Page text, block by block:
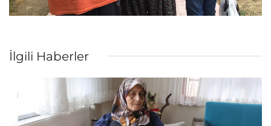
İlgili Haberler